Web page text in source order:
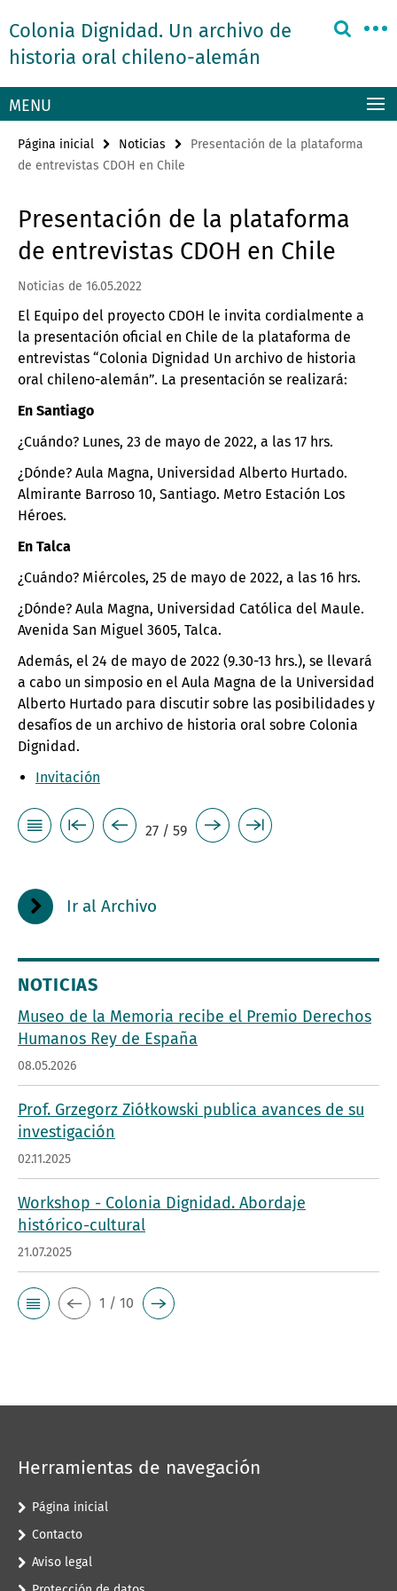
direkt
zu
Colonia Dignidad. Un archivo de
historia oral chileno-alemán
Herramientas
de
MENU
Página inicial Noticias
Presentación de la plataforma
de entrevistas CDOH en Chile
Presentación de la plataforma
de entrevistas CDOH en Chile
Noticias de 16.05.2022
El Equipo del proyecto CDOH le invita cordialmente a
la presentación oficial en Chile de la plataforma de
entrevistas “Colonia Dignidad Un archivo de historia
oral chileno-alemán”. La presentación se realizará:
En Santiago
¿Cuándo? Lunes, 23 de mayo de 2022, a las 17 hrs.
¿Dónde? Aula Magna, Universidad Alberto Hurtado.
Almirante Barroso 10, Santiago. Metro Estación Los
Héroes.
En Talca
¿Cuándo? Miércoles, 25 de mayo de 2022, a las 16 hrs.
¿Dónde? Aula Magna, Universidad Católica del Maule.
Avenida San Miguel 3605, Talca.
Además, el 24 de mayo de 2022 (9.30-13 hrs.), se llevará
a cabo un simposio en el Aula Magna de la Universidad
Alberto Hurtado para discutir sobre las posibilidades y
desafíos de un archivo de historia oral sobre Colonia
Dignidad.
Invitación
27 / 59
Ir al Archivo
NOTICIAS
Museo de la Memoria recibe el Premio Derechos
Humanos Rey de España
08.05.2026
Prof. Grzegorz Ziółkowski publica avances de su
investigación
02.11.2025
Workshop - Colonia Dignidad. Abordaje
histórico-cultural
21.07.2025
1 / 10
Herramientas de navegación
Página inicial
Contacto
Aviso legal